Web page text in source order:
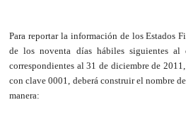
Para reportar la información de los Estados
de los noventa días hábiles siguientes al
correspondientes al 31 de diciembre de
con clave 0001, deberá construir el nombre
manera: